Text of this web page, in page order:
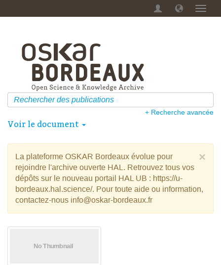
Menu
+ Recherche avancée
Voir le document
×
La plateforme OSKAR Bordeaux évolue pour
rejoindre l'archive ouverte HAL. Retrouvez tous vos
dépôts sur le nouveau portail HAL UB : https://u-
bordeaux.hal.science/. Pour toute aide ou information,
contactez-nous info@oskar-bordeaux.fr